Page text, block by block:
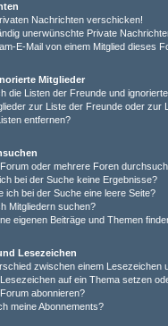
Nachrichten verschicken!
unerwünschte Private
E-Mail von einem Mitglied dieses
Mitglieder
die Listen der Freunde und
zur Liste der Freunde oder zur
entfernen?
oder mehrere Foren
bei der Suche keine Ergebnisse?
ich bei der Suche eine leere Seite?
Mitgliedern suchen?
eigenen Beiträge und Themen
Lesezeichen
zwischen einem Lesezeichen
auf ein Thema setzen
abonnieren?
meine Abonnements?